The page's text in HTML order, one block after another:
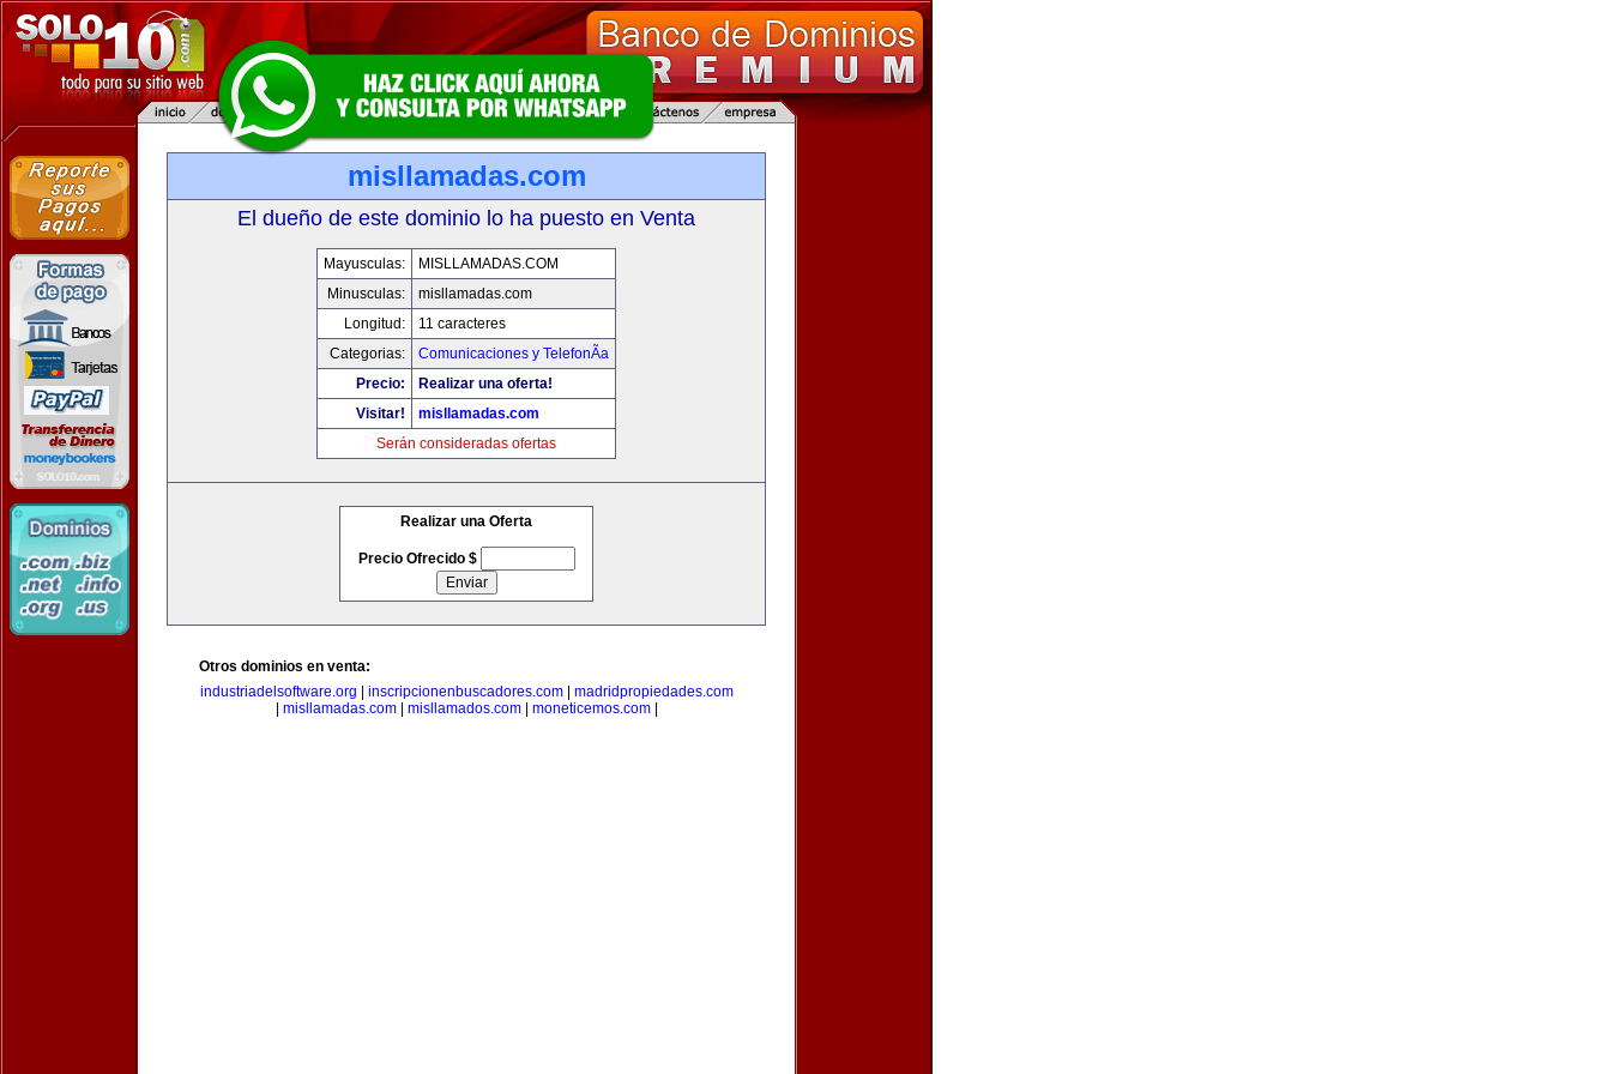
misllamadas.com
El dueño de este dominio lo ha puesto en Venta
Mayusculas:
MISLLAMADAS.COM
Minusculas:
misllamadas.com
Longitud:
11 caracteres
Categorias:
Comunicaciones y TelefonÃ­a
Precio:
Realizar una oferta!
Visitar!
misllamadas.com
Serán consideradas ofertas
Realizar una Oferta
Precio Ofrecido $
Otros dominios en venta:
industriadelsoftware.org
inscripcionenbuscadores.com| madridpropiedades.com
misllamadas.com| misllamados.com| moneticemos.com|